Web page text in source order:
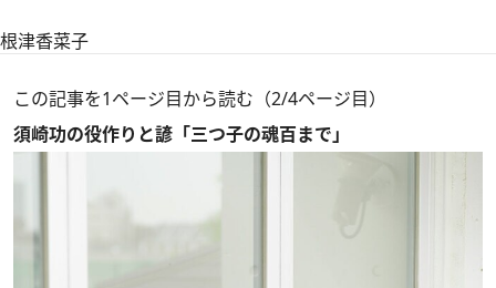
根津香菜子
この記事を1ページ目から読む（2/4ページ目）
須崎功の役作りと諺「三つ子の魂百まで」